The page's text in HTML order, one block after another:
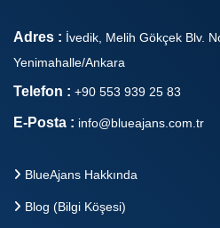
Adres : İvedik, Melih Gökçek Blv.
Yenimahalle/Ankara
Telefon : +90 553 939 25 83
E-Posta : info@blueajans.com.tr
BlueAjans Hakkında
Blog (Bilgi Köşesi)